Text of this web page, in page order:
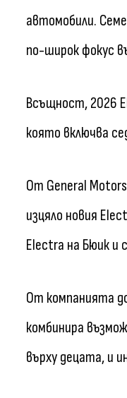
автомобили.
по-широк фокус
Всъщност, 2026
която включва
От General
изцяло новия
Electra на Бюик и
От компанията
комбинира
върху децата, и